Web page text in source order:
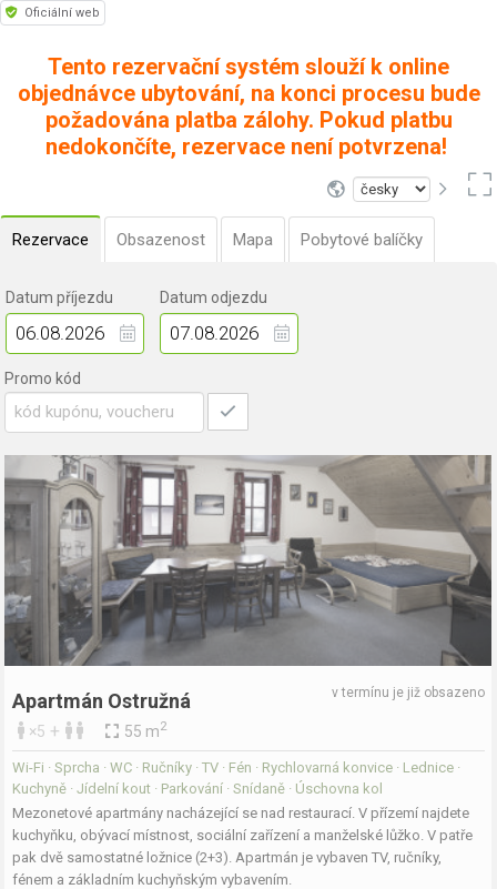
Oficiální web
Tento rezervační systém slouží k online
objednávce ubytování, na konci procesu bude
požadována platba zálohy. Pokud platbu
nedokončíte, rezervace není potvrzena!
Rezervace Obsazenost Mapa Pobytové balíčky
Datum příjezdu Datum odjezdu
Promo kód
Apartmán Ostružná
×5 + 55 m2
v termínu je již obsazeno
Wi-Fi · Sprcha · WC · Ručníky · TV · Fén · Rychlovarná konvice · Lednice ·
Kuchyně · Jídelní kout · Parkování · Snídaně · Úschovna kol
Mezonetové apartmány nacházející se nad restaurací. V přízemí najdete
kuchyňku, obývací místnost, sociální zařízení a manželské lůžko. V patře
pak dvě samostatné ložnice (2+3). Apartmán je vybaven TV, ručníky,
fénem a základním kuchyňským vybavením.